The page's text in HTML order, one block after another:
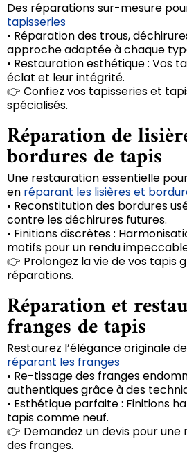
Des réparations sur-mesure
tapisseries
• Réparation des trous,
approche adaptée à chaque
• Restauration esthétique : Vos
éclat et leur intégrité.
👉 Confiez vos tapisseries et
spécialisés.
Réparation de
bordures de tapis
Une restauration essentielle
en réparant les lisières et
• Reconstitution des bordures
contre les déchirures futures.
• Finitions discrètes :
motifs pour un rendu
👉 Prolongez la vie de vos tapis
réparations.
Réparation et
franges de tapis
Restaurez l’élégance originale
réparant les franges
• Re-tissage des franges
authentiques grâce à des
• Esthétique parfaite : Finitions
tapis comme neuf.
👉 Demandez un devis pour
des franges.